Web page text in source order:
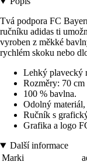
Tvá podpora FC
ručníku adidas ti
vyroben z měkké
rychlém skoku nebo
Lehký plavecký
Rozměry: 70 cm
100 % bavlna.
Odolný
Ručník s
Grafika a logo
Další informace
Marki